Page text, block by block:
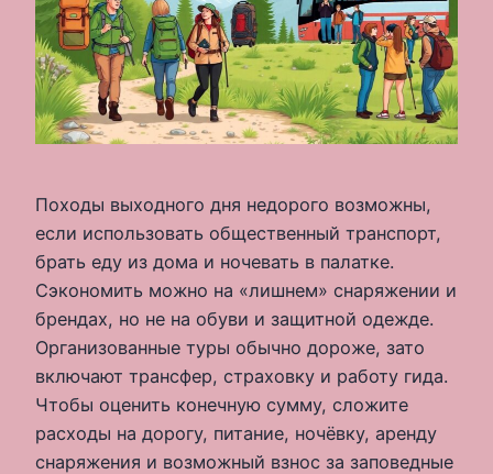
Походы выходного дня недорого возможны,
если использовать общественный транспорт,
брать еду из дома и ночевать в палатке.
Сэкономить можно на «лишнем» снаряжении и
брендах, но не на обуви и защитной одежде.
Организованные туры обычно дороже, зато
включают трансфер, страховку и работу гида.
Чтобы оценить конечную сумму, сложите
расходы на дорогу, питание, ночёвку, аренду
снаряжения и возможный взнос за заповедные